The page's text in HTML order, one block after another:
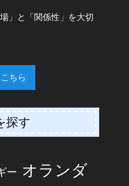
」と「関係性」を大切
ちら
探す
ー オランダ